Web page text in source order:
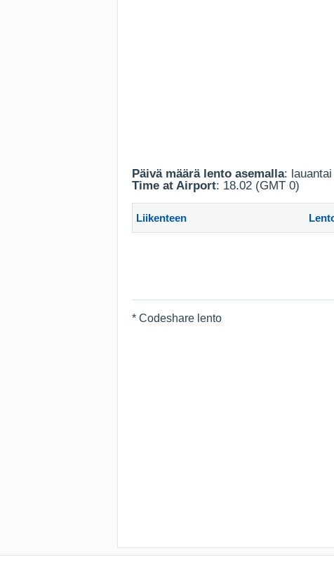
Päivä määrä lento asemalla:
Time at Airport: 18.02 (GMT 0)
Liikenteen
* Codeshare lento